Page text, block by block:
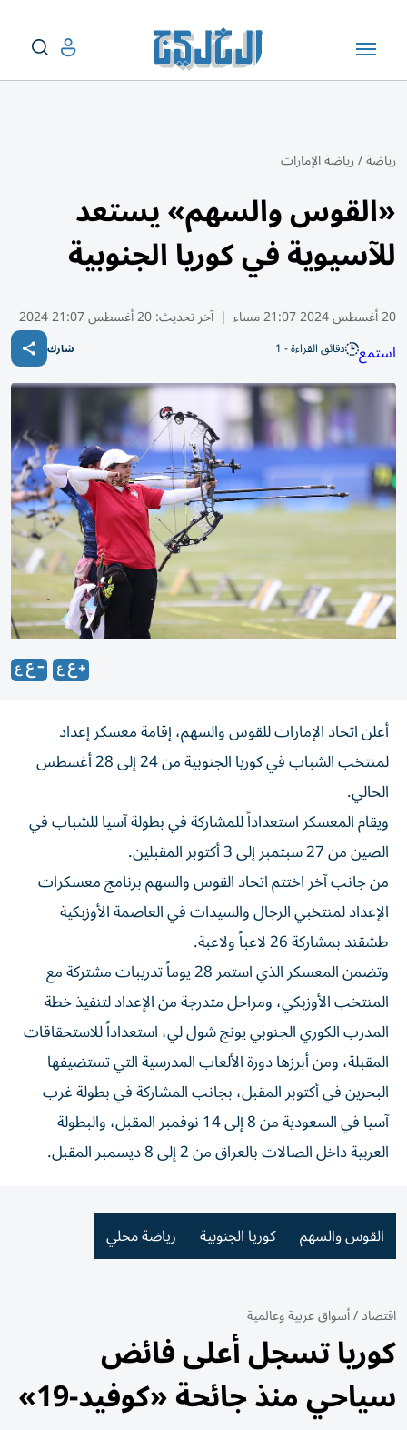
رياضة/رياضة الإمارات
«القوس والسهم» يستعد
للآسيوية في كوريا الجنوبية
20 أغسطس 2024 21:07 مساء | آخر تحديث:20 أغسطس 21:07 2024
استمع دقائق القراءة - 1 شارك
أعلن اتحاد الإمارات للقوس والسهم، إقامة معسكر إعداد
لمنتخب الشباب في كوريا الجنوبية من 24 إلى 28 أغسطس
الحالي.
ويقام المعسكر استعداداً للمشاركة في بطولة آسيا للشباب في
الصين من 27 سبتمبر إلى 3 أكتوبر المقبلين.
من جانب آخر اختتم اتحاد القوس والسهم برنامج معسكرات
الإعداد لمنتخبي الرجال والسيدات في العاصمة الأوزبكية
طشقند بمشاركة 26 لاعباً ولاعبة.
وتضمن المعسكر الذي استمر 28 يوماً تدريبات مشتركة مع
المنتخب الأوزبكي، ومراحل متدرجة من الإعداد لتنفيذ خطة
المدرب الكوري الجنوبي يونج شول لي، استعداداً للاستحقاقات
المقبلة، ومن أبرزها دورة الألعاب المدرسية التي تستضيفها
البحرين في أكتوبر المقبل، بجانب المشاركة في بطولة غرب
آسيا في السعودية من 8 إلى 14 نوفمبر المقبل، والبطولة
العربية داخل الصالات بالعراق من 2 إلى 8 ديسمبر المقبل.
القوس والسهم كوريا الجنوبية رياضة محلي
اقتصاد/أسواق عربية وعالمية
كوريا تسجل أعلى فائض
سياحي منذ جائحة «كوفيد-19»